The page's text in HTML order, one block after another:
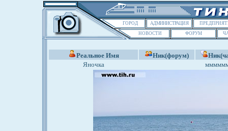
ГОРОД АДМИНИСТРАЦИЯ
НОВОСТИ
ФОРУМ
Реальное Имя Ник(форум)
Яночка